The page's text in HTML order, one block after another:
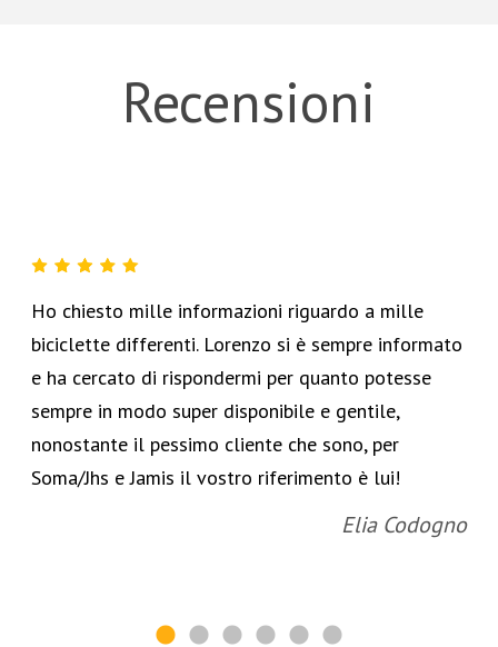
Recensioni
Ho chiesto mille informazioni riguardo a mille
biciclette differenti. Lorenzo si è sempre informato
e ha cercato di rispondermi per quanto potesse
sempre in modo super disponibile e gentile,
nonostante il pessimo cliente che sono, per
Soma/Jhs e Jamis il vostro riferimento è lui!
Elia Codogno